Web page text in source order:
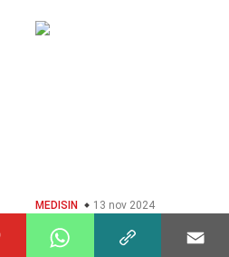
MEDISIN 13 nov 2024
26 Fakta Om Anemi